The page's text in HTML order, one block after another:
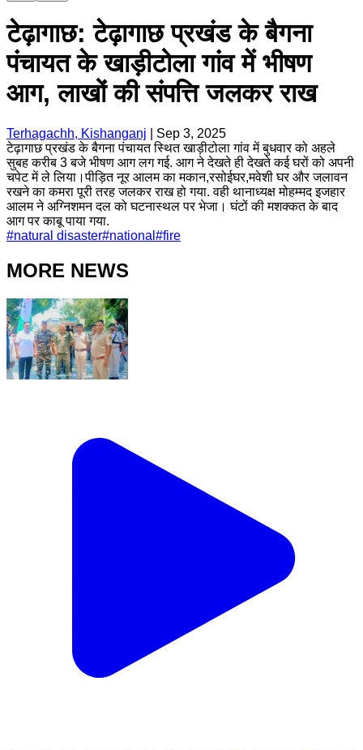
टेढ़ागाछ: टेढ़ागाछ प्रखंड के बैगना
पंचायत के खाड़ीटोला गांव में भीषण
आग, लाखों की संपत्ति जलकर राख
Terhagachh, Kishanganj
Sep 3, 2025
टेढ़ागाछ प्रखंड के बैगना पंचायत स्थित खाड़ीटोला गांव में बुधवार को अहले
सुबह करीब 3 बजे भीषण आग लग गई. आग ने देखते ही देखते कई घरों को अपनी
चपेट में ले लिया।पीड़ित नूर आलम का मकान,रसोईघर,मवेशी घर और जलावन
रखने का कमरा पूरी तरह जलकर राख हो गया. वही थानाध्यक्ष मोहम्मद इजहार
आलम ने अग्निशमन दल को घटनास्थल पर भेजा। घंटों की मशक्कत के बाद
आग पर काबू पाया गया.
#natural disaster#national #fire
MORE NEWS